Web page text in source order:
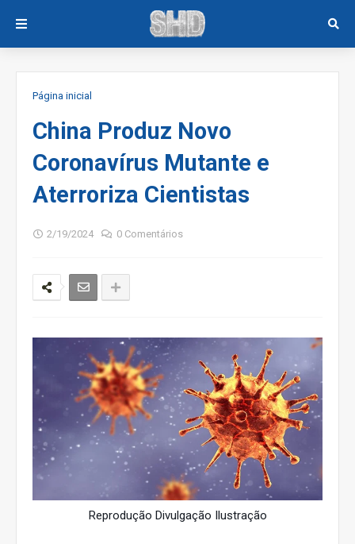
Página inicial
China Produz Novo
Coronavírus Mutante e
Aterroriza Cientistas
2/19/2024 0 Comentários
Reprodução Divulgação Ilustração